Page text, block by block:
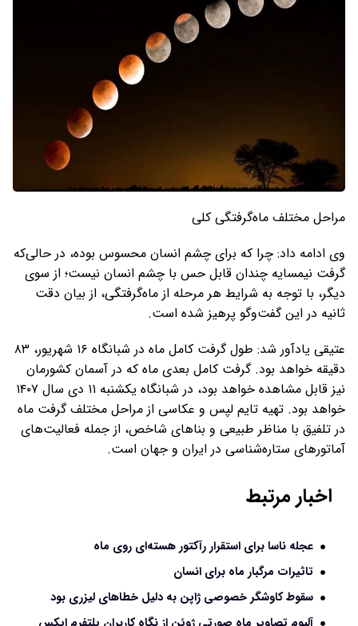
مراحل مختلف ماه‌گرفتگی کلی
وی ادامه داد: چرا که برای چشم انسان محسوس بوده، در حالی‌که
گرفت نیمسایه چندان قابل حس با چشم انسان نیست؛ از سوی
دیگر، با توجه به شرایط هر مرحله از ماه‌گرفتگی، از بیان دقت
ثانیه در این گفت‌وگو پرهیز شده است.
عتیقی یادآور شد: طول گرفت کامل ماه در شبانگاه ۱۶ شهریور، ۸۳
دقیقه خواهد بود. گرفت کامل بعدی ماه که در آسمان کشورمان
نیز قابل مشاهده خواهد بود، در شبانگاه یکشنبه ۱۱ دی سال ۱۴۰۷
خواهد بود. تهیه تایم لپس و عکاسی از مراحل مختلف گرفت ماه
در تلفیق با مناظر طبیعی و بناهای شاخص، از جمله فعالیت‌های
آماتورهای ستاره‌شناسی در ایران و جهان است.
اخبار مرتبط
عجله ناسا برای استقرار رآکتور هسته‌ای روی ماه
تاثیرات مرگبار ماه برای انسان
سقوط کاوشگر خصوصی ژاپن به دلیل خطاهای لیزری بود